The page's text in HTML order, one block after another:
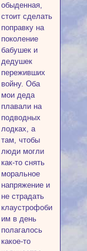
обыденная,
стоит сделать
поправку на
поколение
бабушек и
дедушек
переживших
войну. Оба
мои деда
плавали на
подводных
лодках, а
там, чтобы
люди могли
как-то снять
моральное
напряжение и
не страдать
клаустрофобией
им в день
полагалось
какое-то